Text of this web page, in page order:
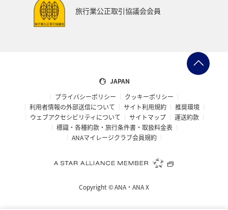
旅行業公正取引協議会会員
JAPAN
プライバシーポリシー
クッキーポリシー
利用者情報の外部送信について
サイト利用規約
推奨環境
ウェブアクセシビリティについて
サイトマップ
運送約款
標識・各種約款・旅行条件書・取扱料金表
ANAマイレージクラブ会員規約
Copyright ©ANA・ANA X